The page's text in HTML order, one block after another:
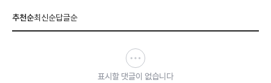
추천순최신순답글순
표시할 댓글이 없습니다